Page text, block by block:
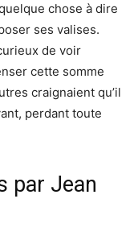
chose à dire
ses valises.
de voir
cette somme
craignaient qu’il
perdant toute
par Jean